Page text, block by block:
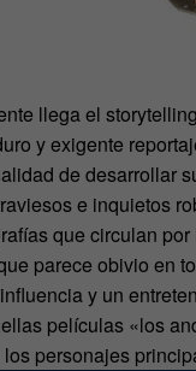
llega el
y exigente
de desarrollar
e inquietos
que circulan
parece obivio en
y un
películas «los
personajes